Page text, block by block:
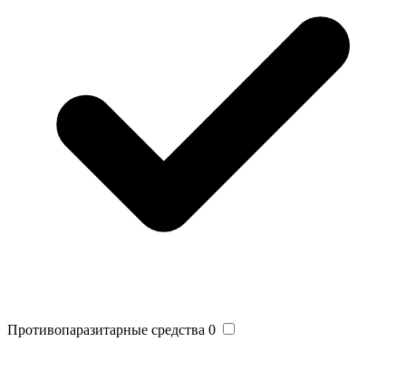
Противопаразитарные средства 0